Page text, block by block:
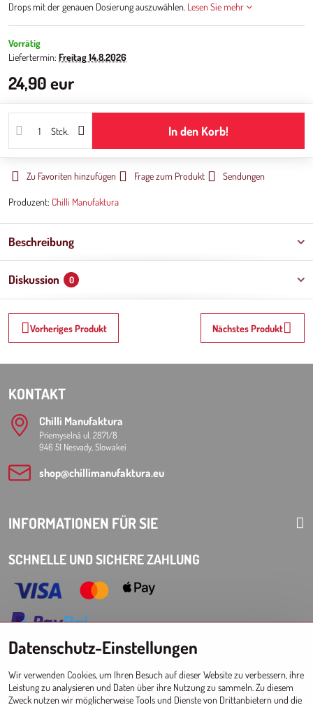
Drops mit der genauen Dosierung auszuwählen. Lesen Sie mehr
Vorrätig
Liefertermin: Freitag14.8.2026
24,90 eur
Stck. In den Korb!
Zu Favoriten hinzufügen Frage zum Produkt Sendungen
Produzent: Chilli Manufaktura
Beschreibung
Diskussion 0
Vorheriges Produkt Nächstes Produkt
KONTAKT
Chilli Manufaktura
Priemyselná ul. 2871/8
946 51 Nesvady, Slowakei
shop​@chillimanufaktura​.eu
INFORMATIONEN FÜR SIE
SCHNELLE UND SICHERE ZAHLUNG
Choose Eshop for your delivery country:
AT CZ DE SK HU PL EU other countries
Datenschutz-Einstellungen
Wir verwenden Cookies, um Ihren Besuch auf dieser Website zu verbessern, ihre
Leistung zu analysieren und Daten über ihre Nutzung zu sammeln. Zu diesem
Zweck nutzen wir möglicherweise Tools und Dienste von Drittanbietern und die